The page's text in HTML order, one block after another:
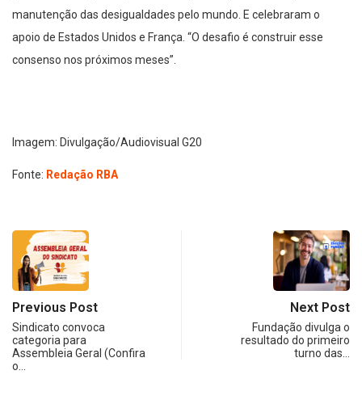
manutenção das desigualdades pelo mundo. E celebraram o
apoio de Estados Unidos e França. “O desafio é construir esse
consenso nos próximos meses”.
Imagem: Divulgação/Audiovisual G20
Fonte: Redação RBA
Previous Post
Sindicato convoca
categoria para
Assembleia Geral (Confira
o…
Next Post
Fundação divulga o
resultado do primeiro
turno das…